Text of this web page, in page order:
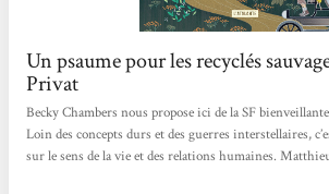
Un psaume pour les recyclés
Privat
Becky Chambers nous propose ici de la SF
Loin des concepts durs et des guerres interstellaires,
sur le sens de la vie et des relations humaines.